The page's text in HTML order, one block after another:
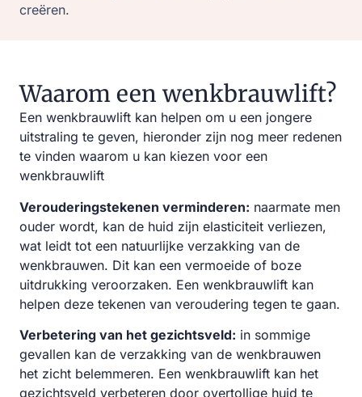
creëren.
Waarom een wenkbrauwlift?
Een wenkbrauwlift kan helpen om u een jongere
uitstraling te geven, hieronder zijn nog meer redenen
te vinden waarom u kan kiezen voor een
wenkbrauwlift
Verouderingstekenen verminderen: naarmate men
ouder wordt, kan de huid zijn elasticiteit verliezen,
wat leidt tot een natuurlijke verzakking van de
wenkbrauwen. Dit kan een vermoeide of boze
uitdrukking veroorzaken. Een wenkbrauwlift kan
helpen deze tekenen van veroudering tegen te gaan.
Verbetering van het gezichtsveld: in sommige
gevallen kan de verzakking van de wenkbrauwen
het zicht belemmeren. Een wenkbrauwlift kan het
gezichtsveld verbeteren door overtollige huid te